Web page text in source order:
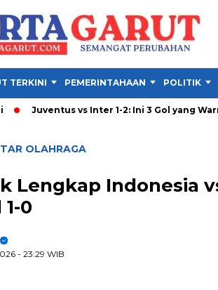
TERKINI PEMERINTAHAAN POLITIK
vs Inter 1-2: Ini 3 Gol yang Warnai
OLAHRAGA
Lengkap Indonesia
0
- 23:29 WIB